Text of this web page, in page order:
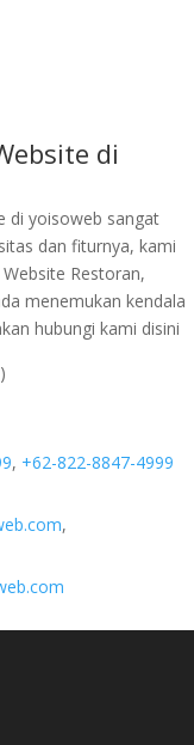
di
di yoisoweb sangat
dan fiturnya, kami
Restoran,
menemukan kendala
hubungi kami disini
, +62-822-8847-4999
,